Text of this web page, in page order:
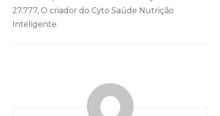
27.777, O criador do Cyto Saúde Nutrição
Inteligente.